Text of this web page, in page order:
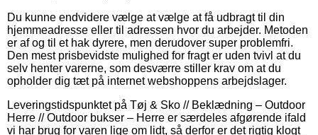
Du kunne endvidere vælge at vælge at få udbragt til din
hjemmeadresse eller til adressen hvor du arbejder. Metoden
er af og til et hak dyrere, men derudover super problemfri.
Den mest prisbevidste mulighed for fragt er uden tvivl at du
selv henter varerne, som desværre stiller krav om at du
opholder dig tæt på internet webshoppens arbejdslager.
Leveringstidspunktet på Tøj & Sko // Beklædning – Outdoor
Herre // Outdoor bukser – Herre er særdeles afgørende ifald
vi har brug for varen lige om lidt, så derfor er det rigtig klogt